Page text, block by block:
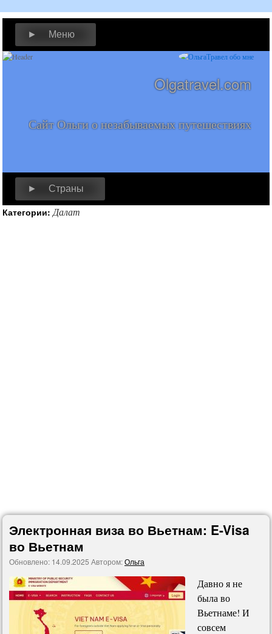
► Меню
Olgatravel.com
Сайт Ольги о незабываемых путешествиях
► Страны
Категории:Далат
Электронная виза во Вьетнам: E-Visa
во Вьетнам
Обновлено: 14.09.2025 Автором:Ольга
Давно я не
была во
Вьетнаме! И
совсем